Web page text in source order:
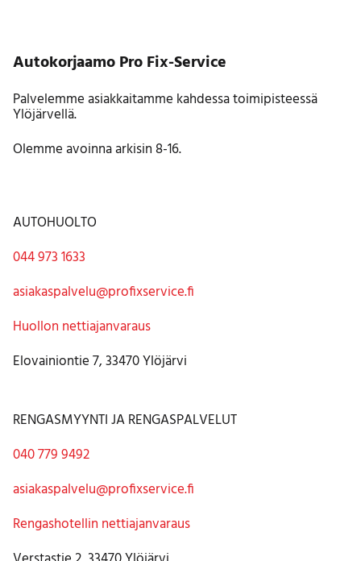
Autokorjaamo Pro Fix-Service
Palvelemme asiakkaitamme kahdessa toimipisteessä
Ylöjärvellä.
Olemme avoinna arkisin 8-16.
AUTOHUOLTO
044 973 1633
asiakaspalvelu@profixservice.fi
Huollon nettiajanvaraus
Elovainiontie 7, 33470 Ylöjärvi
RENGASMYYNTI JA RENGASPALVELUT
040 779 9492
asiakaspalvelu@profixservice.fi
Rengashotellin nettiajanvaraus